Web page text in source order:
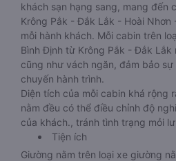
khách sạn hạng sang, mang đến
Krông Pắk - Đắk Lắk - Hoài
mỗi hành khách. Mỗi cabin trên
Bình Định từ Krông Pắk - Đắk
cũng như vách ngăn, đảm bảo
chuyến hành trình.
Diện tích của mỗi cabin khá rộng
nằm đều có thể điều chỉnh độ
của khách., tránh tình trạng mỏi
Tiện ích
Giường nằm trên loại xe giường